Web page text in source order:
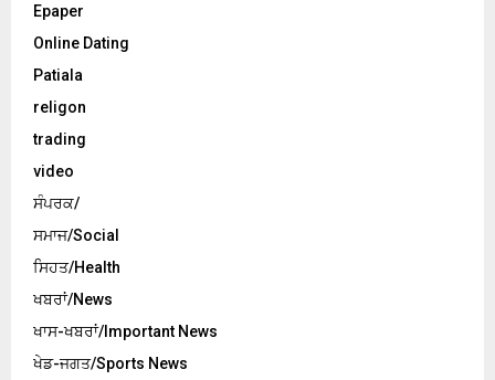
Epaper
Online Dating
Patiala
religon
trading
video
ਸੰਪਰਕ/
ਸਮਾਜ/Social
ਸਿਹਤ/Health
ਖਬਰਾਂ/News
ਖਾਸ-ਖਬਰਾਂ/Important News
ਖੇਡ-ਜਗਤ/Sports News